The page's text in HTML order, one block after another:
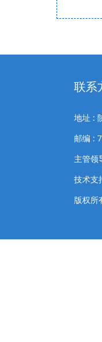
联系
地址 :
邮编 :
主管
技术支
版权